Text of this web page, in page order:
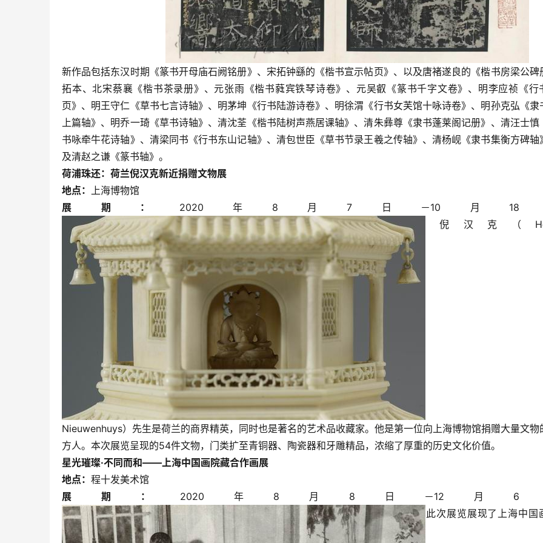
新作品包括东汉时期《篆书开母庙石阙铭册》、宋拓钟繇的《楷书宣示帖页》、以及唐褚遂良的《楷书房梁公碑
拓本、北宋蔡襄《楷书茶录册》、元张雨《楷书蕤宾铁琴诗卷》、元吴叡《篆书千字文卷》、明李应祯《行
页》、明王守仁《草书七言诗轴》、明茅坤《行书陆游诗卷》、明徐渭《行书女芙馆十咏诗卷》、明孙克弘《隶
上篇轴》、明乔一琦《草书诗轴》、清沈荃《楷书陆树声燕居课轴》、清朱彝尊《隶书蓬莱阁记册》、清汪士慎
书咏牵牛花诗轴》、清梁同书《行书东山记轴》、清包世臣《草书节录王羲之传轴》、清杨岘《隶书集衡方碑轴
及清赵之谦《篆书轴》。
荷浦珠还：荷兰倪汉克新近捐赠文物展
地点： 上海博物馆
展期： 2020年8月7日－10月18
倪汉克（
Nieuwenhuys）先生是荷兰的商界精英，同时也是著名的艺术品收藏家。他是第一位向上海博物馆捐赠大量文物
方人。本次展览呈现的54件文物，门类扩至青铜器、陶瓷器和牙雕精品，浓缩了厚重的历史文化价值。
星光璀璨·不同而和——上海中国画院藏合作画展
地点： 程十发美术馆
展期： 2020年8月8日－12月6
此次展览展现了上海中国